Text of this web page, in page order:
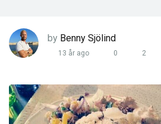
by Benny Sjölind
13 år ago 0 2